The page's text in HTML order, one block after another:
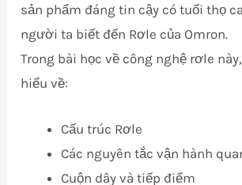
sản phẩm đáng tin cậy có tuổi thọ
người ta biết đến Rơle của Omron.
Trong bài học về công nghệ rơle
hiểu về:
Cấu trúc Rơle
Các nguyên tắc vận hành
Cuộn dây và tiếp điểm